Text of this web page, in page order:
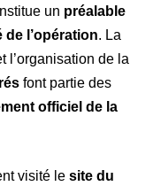
un préalable
de l’opération. La
l’organisation de la
font partie des
officiel de la
visité le site du